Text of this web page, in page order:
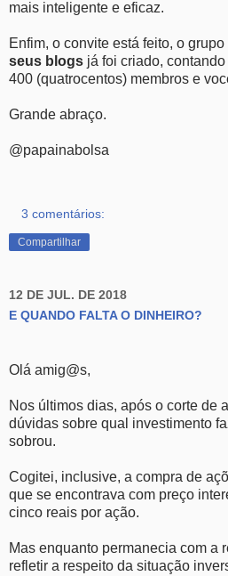
mais inteligente e eficaz.
Enfim, o convite está feito, o
seus blogs já foi criado,
400 (quatrocentos) membros e
Grande abraço.
@papainabolsa
3 comentários:
Compartilhar
12 DE JUL. DE 2018
E QUANDO FALTA O DINHEIRO?
Olá amig@s,
Nos últimos dias, após o corte de
dúvidas sobre qual investimento
sobrou.
Cogitei, inclusive, a compra de
que se encontrava com preço
cinco reais por ação.
Mas enquanto permanecia com a
refletir a respeito da situação